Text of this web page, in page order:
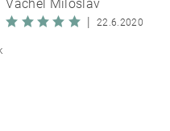
Vachel Miloslav
|
22.6.2020